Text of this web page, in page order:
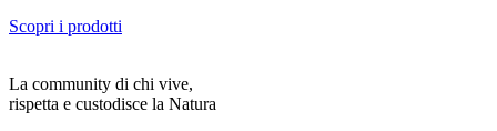
Scopri i prodotti
La community di chi vive,
rispetta e custodisce la Natura